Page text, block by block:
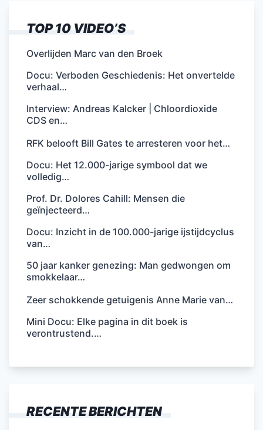
TOP 10 VIDEO’S
Overlijden Marc van den Broek
Docu: Verboden Geschiedenis: Het onvertelde
verhaal…
Interview: Andreas Kalcker | Chloordioxide
CDS en…
RFK belooft Bill Gates te arresteren voor het…
Docu: Het 12.000-jarige symbool dat we
volledig…
Prof. Dr. Dolores Cahill: Mensen die
geïnjecteerd…
Docu: Inzicht in de 100.000-jarige ijstijdcyclus
van…
50 jaar kanker genezing: Man gedwongen om
smokkelaar…
Zeer schokkende getuigenis Anne Marie van…
Mini Docu: Elke pagina in dit boek is
verontrustend.…
RECENTE BERICHTEN